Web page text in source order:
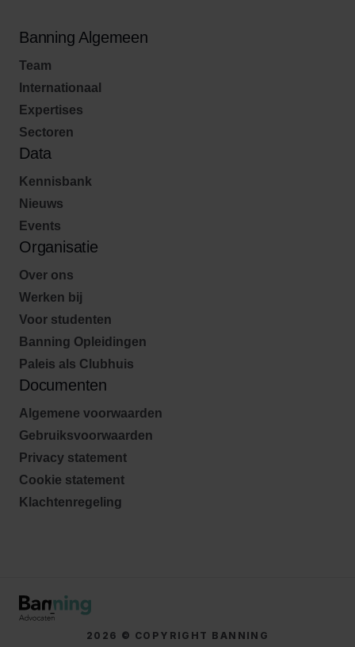
Banning Algemeen
Team
Internationaal
Expertises
Sectoren
Data
Kennisbank
Nieuws
Events
Organisatie
Over ons
Werken bij
Voor studenten
Banning Opleidingen
Paleis als Clubhuis
Documenten
Algemene voorwaarden
Gebruiksvoorwaarden
Privacy statement
Cookie statement
Klachtenregeling
2026 © COPYRIGHT BANNING